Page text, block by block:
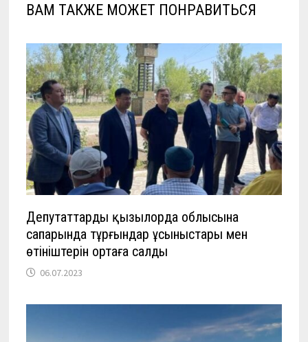
ВАМ ТАКЖЕ МОЖЕТ ПОНРАВИТЬСЯ
Депутаттардың қызылорда облысына
сапарында тұрғындар ұсыныстары мен
өтініштерін ортаға салды
06.07.2023